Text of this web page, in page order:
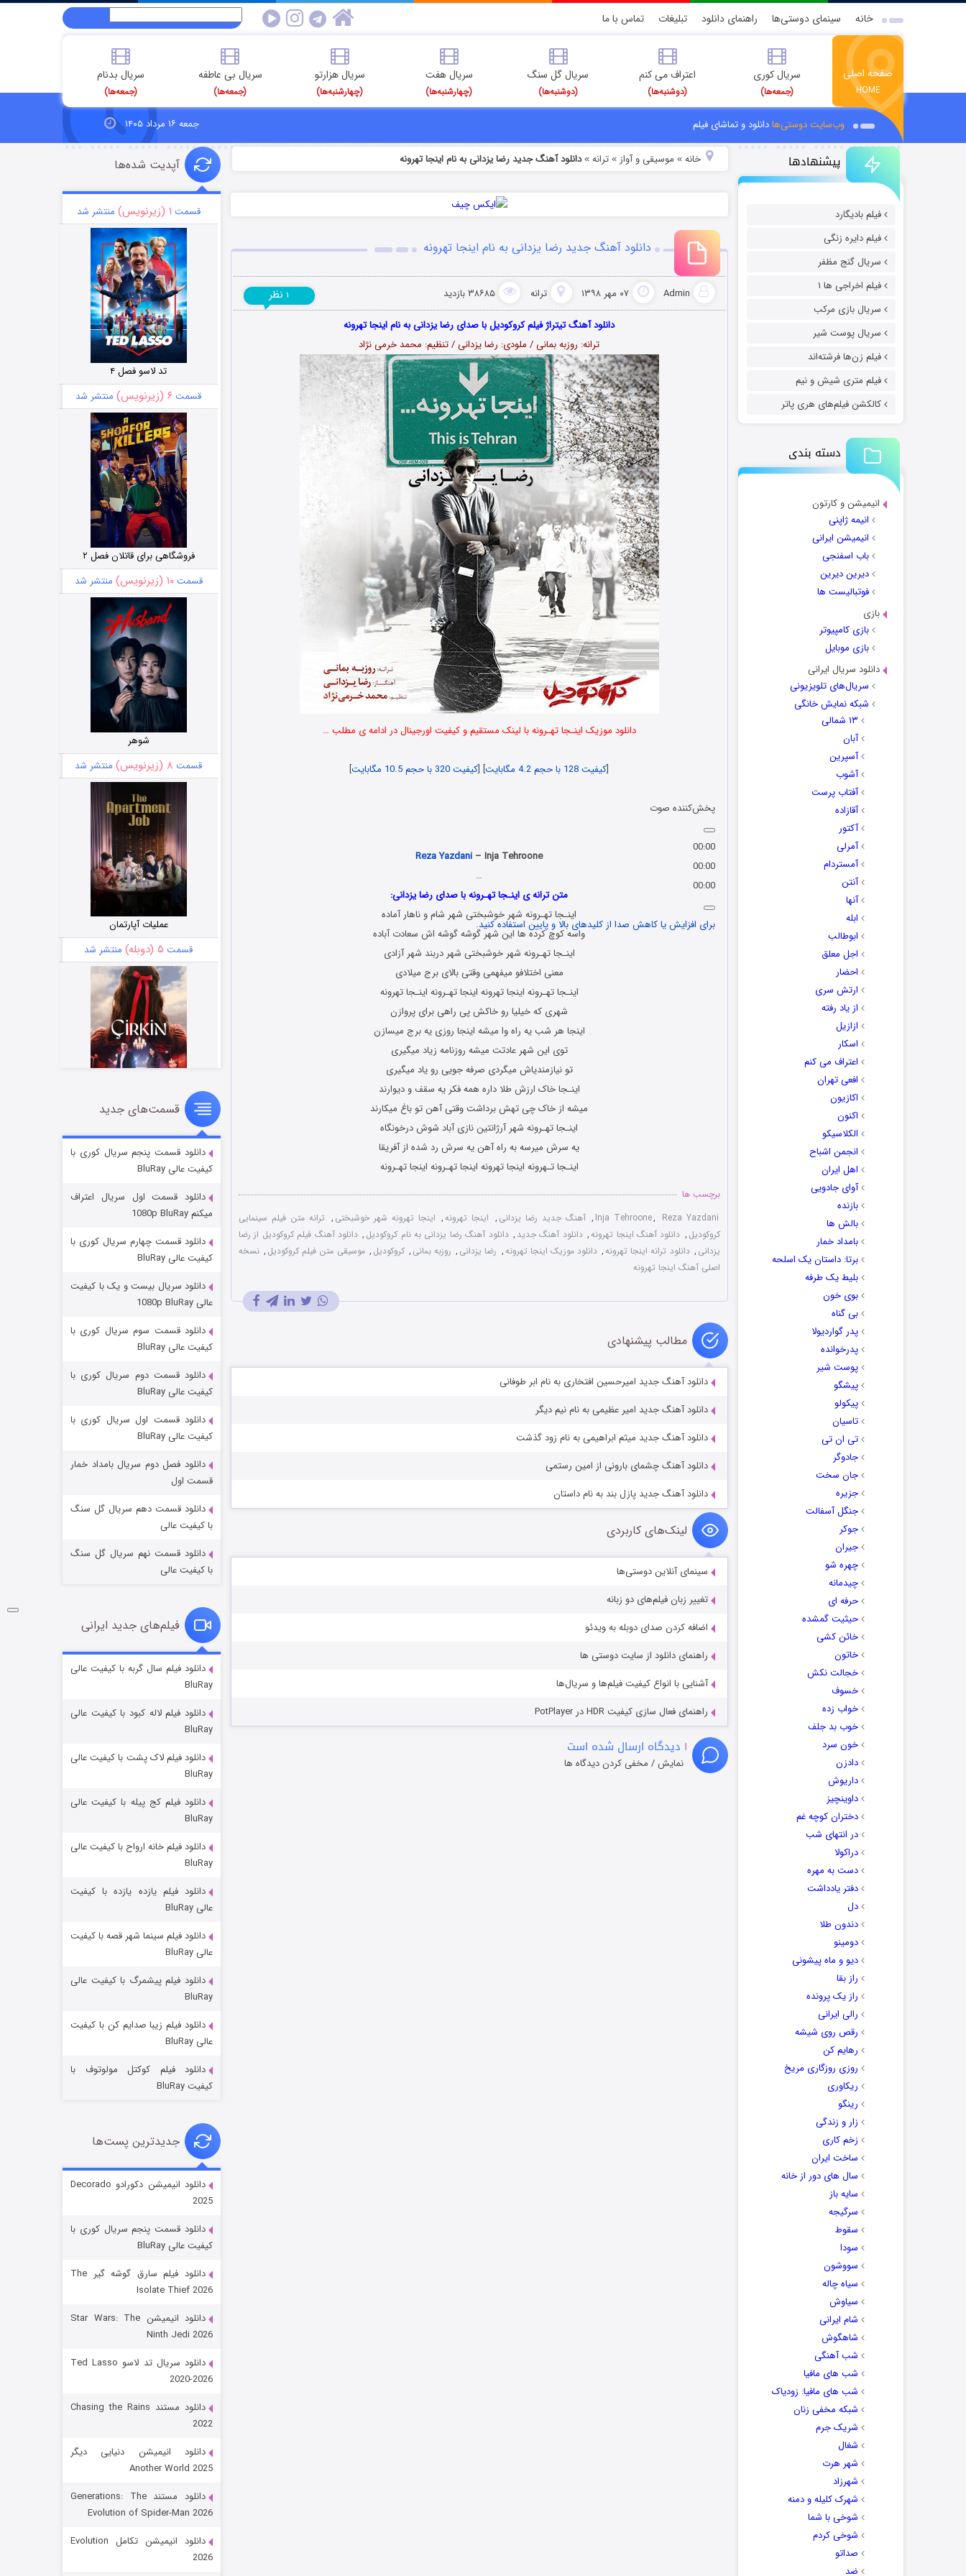
خانه سینمای دوستی‌ها راهنمای دانلود تبلیغات تماس با ما
صفحه اصلی
HOME
سریال کوری
(جمعه‌ها)
اعتراف می کنم
(دوشنبه‌ها)
سریال گل سنگ
(دوشنبه‌ها)
سریال هفت
(چهارشنبه‌ها)
سریال هزارتو
(چهارشنبه‌ها)
سریال بی عاطفه
(جمعه‌ها)
سریال بدنام
(جمعه‌ها)
وب‌سایت دوستی‌هادانلود و تماشای فیلم جمعه ۱۶ مرداد ۱۴۰۵
پیشنهادها
فیلم بادیگارد
فیلم دایره زنگی
سریال گنج مظفر
فیلم اخراجی ها ۱
سریال بازی مرکب
سریال پوست شیر
فیلم زن‌ها فرشته‌اند
فیلم متری شیش و نیم
کالکشن فیلم‌های هری پاتر
دسته بندی
انیمیشن و کارتون
انیمه ژاپنی
انیمیشن ایرانی
باب اسفنجی
دیرین دیرین
فوتبالیست ها
بازی
بازی کامپیوتر
بازی موبایل
دانلود سریال ایرانی
سریال‌های تلویزیونی
شبکه نمایش خانگی
۱۳ شمالی
آبان
آسپرین
آشوب
آفتاب پرست
آقازاده
آکتور
آمرلی
آمستردام
آنتن
آنها
ابله
ابوطالب
اجل معلق
احضار
ارتش سری
از یاد رفته
ازازیل
اسکار
اعتراف می کنم
افعی تهران
اکازیون
اکنون
الکلاسیکو
انجمن اشباح
اهل ایران
آوای جادویی
بازنده
بالش ها
بامداد خمار
برتا: داستان یک اسلحه
بلیط یک‌‌ طرفه
بوی خون
بی گناه
پدر گواردیولا
پدرخوانده
پوست شیر
پیشگو
پیکولو
تاسیان
تی ان تی
جادوگر
جان سخت
جزیره
جنگل آسفالت
جوکر
جیران
چهره شو
چیدمانه
حرفه ای
حیثیت گمشده
خائن کشی
خاتون
خجالت نکش
خسوف
خواب زده
خوب بد جلف
خون سرد
دادزن
داریوش
داوینچیز
دختران کوچه غم
در انتهای شب
دراکولا
دست به مهره
دفتر یادداشت
دل
دندون طلا
دومینو
دیو و ماه پیشونی
راز بقا
راز یک پرونده
رالی ایرانی
رقص روی شیشه
رهایم کن
روزی روزگاری مریخ
ریکاوری
رینگو
زار و زندگی
زخم کاری
ساخت ایران
سال های دور از خانه
سایه باز
سرگیجه
سقوط
سودا
سووشون
سیاه چاله
سیاوش
شام ایرانی
شاهگوش
شب آهنگی
شب های مافیا
شب های مافیا: زودیاک
شبکه مخفی زنان
شریک جرم
شغال
شهر هرت
شهرزاد
شهرک کلیله و دمنه
شوخی با شما
شوخی کردم
صداتو
ضد
خانه» موسیقی و آواز » ترانه»دانلود آهنگ جدید رضا یزدانی به نام اینجا تهرونه
دانلود آهنگ جدید رضا یزدانی به نام اینجا تهرونه
Admin ۰۷ مهر ۱۳۹۸ ترانه ۳۸۶۸۵ بازدید ۱ نظر
دانلود آهنگ تیتراژ فیلم کروکودیل با صدای رضا یزدانی به نام اینجا تهرونه
ترانه: روزبه بمانی / ملودی: رضا یزدانی /تنظیم: محمد خرمی نژاد
دانلود موزیک اینـجا تهـرونه با لینک مستقیم و کیفیت اورجینال در ادامه ی مطلب …
[کیفیت 128 با حجم 4.2 مگابایت ] [کیفیت 320 با حجم 10.5 مگابایت
]
پخش‌کننده صوت
00:00
00:00
00:00
برای افزایش یا کاهش صدا از کلیدهای بالا و پایین استفاده کنید.
Reza Yazdani – Inja Tehroone
…
متن ترانه ی اینـجا تهـرونه با صدای رضا یزدانی:
اینـجا تهـرونه شهر خوشبختی شهر شام و ناهار آماده
واسه کوچ کرده ها این شهر گوشه گوشه اش سعادت آباده
اینـجا تهـرونه شهر خوشبختی شهر دربند شهر آزادی
معنی اختلافو میفهمی وقتی بالای برج میلادی
اینـجا تهـرونه اینجا تهرونه اینجا تهـرونه اینـجا تهرونه
شهری که خیلیا رو خاکش پی راهی برای پروازن
اینجا هر شب یه راه وا میشه اینجا روزی یه برج میسازن
توی این شهر عادتت میشه روزنامه زیاد میگیری
تو نیازمندیاش میگردی صرفه جویی رو یاد میگیری
اینـجا خاک ارزش طلا داره همه فکر یه سقف و دیوارند
میشه از خاک چی تهش برداشت وقتی آهن تو باغ میکارند
اینـجا تهـرونه شهر آرژانتین نازی آباد شوش درخونگاه
یه سرش میرسه به راه آهن یه سرش رد شده از آفریقا
اینـجا تـهرونه اینجا تهرونه اینجا تهـرونه اینجا تهـرونه
برچسب ها
Inja Tehroone, Reza Yazdani
, آهنگ جدید رضا یزدانی , اینجا تهرونه, اینجا تهرونه شهر خوشبختی , ترانه متن فیلم سینمایی
کروکودیل , دانلود آهنگ اینجا تهرونه, دانلود آهنگ جدید , دانلود آهنگ رضا یزدانی به نام کروکودیل , دانلود آهنگ فیلم کروکودیل از رضا
یزدانی , دانلود ترانه اینجا تهرونه, دانلود موزیک اینجا تهرونه, رضا یزدانی , روزبه بمانی , کروکودیل , موسیقی متن فیلم کروکودیل , نسخه
اصلی آهنگ اینجا تهرونه
مطالب پیشنهادی
دانلود آهنگ جدید امیرحسین افتخاری به نام ابر طوفانی
دانلود آهنگ جدید امیر عظیمی به نام نیم دیگر
دانلود آهنگ جدید میثم ابراهیمی به نام زود گذشت
دانلود آهنگ چشمای بارونی از امین رستمی
دانلود آهنگ جدید پازل بند به نام داستان
لینک‌های کاربردی
سینمای آنلاین دوستی‌ها
تغییر زبان فیلم‌های دو زبانه
اضافه کردن صدای دوبله به ویدئو
راهنمای دانلود از سایت دوستی ها
آشنایی با انواع کیفیت فیلم‌ها و سریال‌ها
راهنمای فعال سازی کیفیت HDR در PotPlayer
۱ دیدگاه ارسال شده است
نمایش / مخفی کردن دیدگاه ها
آپدیت شده‌ها
قسمت ۱ (زیرنویس) منتشر شد
تد لاسو فصل ۴
قسمت ۶ (زیرنویس) منتشر شد
فروشگاهی برای قاتلان فصل ۲
قسمت۱۰ (زیرنویس) منتشر شد
شوهر
قسمت ۸ (زیرنویس) منتشر شد
عملیات آپارتمان
قسمت ۵ (دوبله) منتشر شد
سریال زشت
قسمت۲ (زیرنویس) منتشر شد
مردگان متحرک: شهر مرده ۳
شکست استوارت در نجات جهان
قسمت ۷ (زیرنویس) منتشر شد
شوگر فصل ۲
قسمت
خاندان اژدها فصل ۳
جادوگری در مغولستان
قسمت ۶ (زیرنویس)
رویایی برای تو
قسمت
قسمت‌های جدید
دانلود قسمت پنجم سریال کوری با
کیفیت عالی BluRay
دانلود قسمت اول سریال اعتراف
میکنم 1080p BluRay
دانلود قسمت چهارم سریال کوری با
کیفیت عالی BluRay
دانلود سریال بیست و یک با کیفیت
عالی 1080p BluRay
دانلود قسمت سوم سریال کوری با
کیفیت عالی BluRay
دانلود قسمت دوم سریال کوری با
کیفیت عالی BluRay
دانلود قسمت اول سریال کوری با
کیفیت عالی BluRay
دانلود فصل دوم سریال بامداد خمار
قسمت اول
دانلود قسمت دهم سریال گل سنگ
با کیفیت عالی
دانلود قسمت نهم سریال گل سنگ
با کیفیت عالی
فیلم‌های جدید ایرانی
دانلود فیلم سال گربه با کیفیت عالی
BluRay
دانلود فیلم لاله کبود با کیفیت عالی
BluRay
دانلود فیلم لاک پشت با کیفیت عالی
BluRay
دانلود فیلم کج‌ پیله با کیفیت عالی
BluRay
دانلود فیلم خانه ارواح با کیفیت عالی
BluRay
دانلود فیلم یازده یازده با کیفیت
عالی BluRay
دانلود فیلم سینما شهر قصه با کیفیت
عالی BluRay
دانلود فیلم پیشمرگ با کیفیت عالی
BluRay
دانلود فیلم زیبا صدایم کن با کیفیت
عالی BluRay
دانلود فیلم کوکتل مولوتوف با
کیفیت BluRay
جدیدترین پست‌ها
دانلود انیمیشن دکورادو Decorado
2025
دانلود قسمت پنجم سریال کوری با
کیفیت عالی BluRay
دانلود فیلم سارق گوشه گیر The
Isolate Thief 2026
دانلود انیمیشن Star Wars: The
Ninth Jedi 2026
دانلود سریال تد لاسو Ted Lasso
2020-2026
دانلود مستند Chasing the Rains
2022
دانلود انیمیشن دنیایی دیگر
Another World 2025
دانلود مستند Generations: The
Evolution of Spider-Man 2026
دانلود انیمیشن تکامل Evolution
2026